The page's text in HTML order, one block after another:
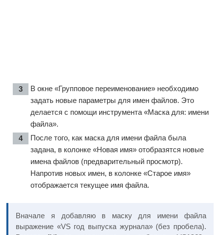
В окне «Групповое переименование» необходимо
задать новые параметры для имен файлов. Это
делается с помощи инструмента «Маска для: имени
файла».
После того, как маска для имени файла была
задана, в колонке «Новая имя» отобразятся новые
имена файлов (предварительный просмотр).
Напротив новых имен, в колонке «Старое имя»
отображается текущее имя файла.
Вначале я добавляю в маску для имени файла
выражение «VS год выпуска журнала» (без пробела).